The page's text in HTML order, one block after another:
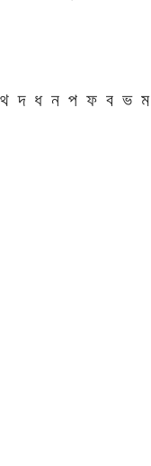
থ দ ধ ন প ফ ব ভ ম